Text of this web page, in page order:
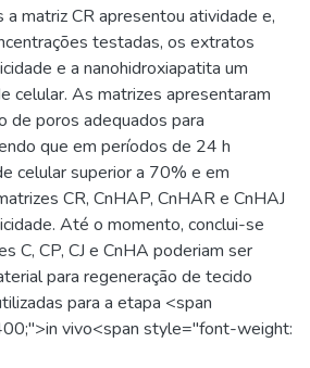
a matriz CR apresentou atividade e,
testadas, os extratos
e a nanohidroxiapatita um
celular. As matrizes apresentaram
de poros adequados para
que em períodos de 24 h
celular superior a 70% e em
CR, CnHAP, CnHAR e CnHAJ
Até o momento, conclui-se
C, CP, CJ e CnHA poderiam ser
para regeneração de tecido
para a etapa <span
vivo<span style="font-weight: